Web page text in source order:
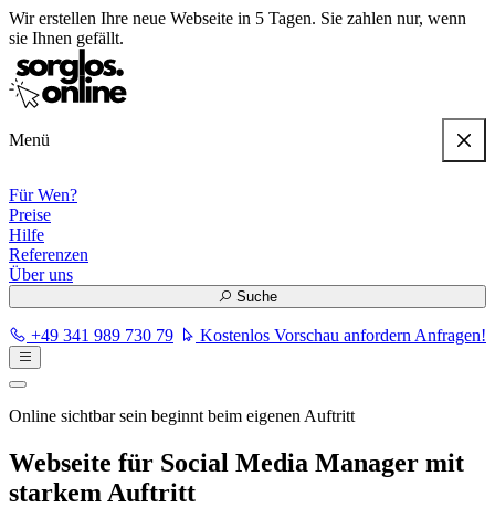
Wir erstellen Ihre neue Webseite in 5 Tagen. Sie zahlen nur, wenn
sie Ihnen gefällt.
Menü
Für Wen?
Preise
Hilfe
Referenzen
Über uns
Suche
+49 341 989 730 79 Kostenlos Vorschau anfordern Anfragen!
Online sichtbar sein beginnt beim eigenen Auftritt
Webseite für Social Media Manager mit
starkem Auftritt